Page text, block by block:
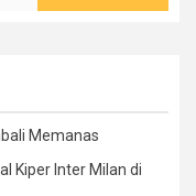
Memanas
Kiper Inter Milan di